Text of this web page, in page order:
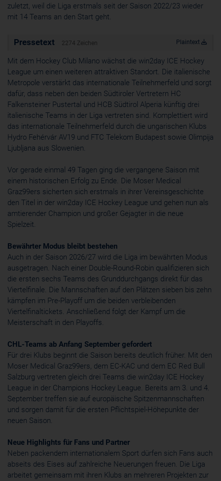
zuletzt, weil die Liga erstmals seit der Saison 2022/23 wieder
mit 14 Teams an den Start geht.
Pressetext 2274 Zeichen Plaintext
Mit dem Hockey Club Milano wächst die win2day ICE Hockey
League um einen weiteren attraktiven Standort. Die italienische
Metropole verstärkt das internationale Teilnehmerfeld und sorgt
dafür, dass neben den beiden Südtiroler Vertretern HC
Falkensteiner Pustertal und HCB Südtirol Alperia künftig drei
italienische Teams in der Liga vertreten sind. Komplettiert wird
das internationale Teilnehmerfeld durch die ungarischen Klubs
Hydro Fehérvár AV19 und FTC Telekom Budapest sowie Olimpija
Ljubljana aus Slowenien.
Vor gerade einmal 49 Tagen ging die vergangene Saison mit
einem historischen Erfolg zu Ende. Die Moser Medical
Graz99ers sicherten sich erstmals in ihrer Vereinsgeschichte
den Titel in der win2day ICE Hockey League und gehen nun als
amtierender Champion und großer Gejagter in die neue
Spielzeit.
Bewährter Modus bleibt bestehen
Auch in der Saison 2026/27 wird die Liga im bewährten Modus
ausgetragen. Nach einer Double-Round-Robin qualifizieren sich
die ersten sechs Teams des Grunddurchgangs direkt für das
Viertelfinale. Die Mannschaften auf den Plätzen sieben bis zehn
kämpfen im Pre-Playoff um die beiden verbleibenden
Viertelfinaltickets. Anschließend folgt der Kampf um die
Meisterschaft in den Playoffs.
CHL-Teams ab Anfang September gefordert
Für drei Klubs beginnt die Saison bereits deutlich früher. Mit den
Moser Medical Graz99ers, dem EC-KAC und dem EC Red Bull
Salzburg vertreten gleich drei Teams die win2day ICE Hockey
League in der Champions Hockey League. Bereits am 3. und 4.
September treffen sie auf europäische Spitzenmannschaften
und sorgen damit für die ersten Pflichtspiel-Höhepunkte der
neuen Saison.
Neue Highlights für Fans und Partner
Neben packendem internationalem Sport dürfen sich Fans auch
abseits des Eises auf zahlreiche Neuerungen freuen. Die Liga
arbeitet gemeinsam mit ihren Klubs an mehreren Projekten zur
Cookie
ahoy_*
https://www.powr.io/privacy
www.powrio.com
Cookies der eingeblendeten sozialen Medien werden gesetzt